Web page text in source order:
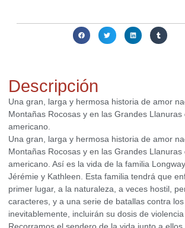
Descripción
Una gran, larga y hermosa historia de amor
Montañas Rocosas y en las Grandes Llanuras
americano.
Una gran, larga y hermosa historia de amor
Montañas Rocosas y en las Grandes Llanuras
americano. Así es la vida de la familia
Jérémie y Kathleen. Esta familia tendrá que
primer lugar, a la naturaleza, a veces hostil,
caracteres, y a una serie de batallas contra los
inevitablemente, incluirán su dosis de violencia